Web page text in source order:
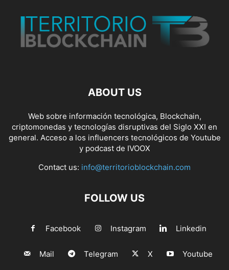
ABOUT US
Web sobre información tecnológica, Blockchain,
criptomonedas y tecnologías disruptivas del Siglo XXI en
general. Acceso a los influencers tecnológicos de Youtube
y podcast de IVOOX
Contact us: info@territorioblockchain.com
FOLLOW US
Facebook Instagram Linkedin
Mail Telegram X Youtube